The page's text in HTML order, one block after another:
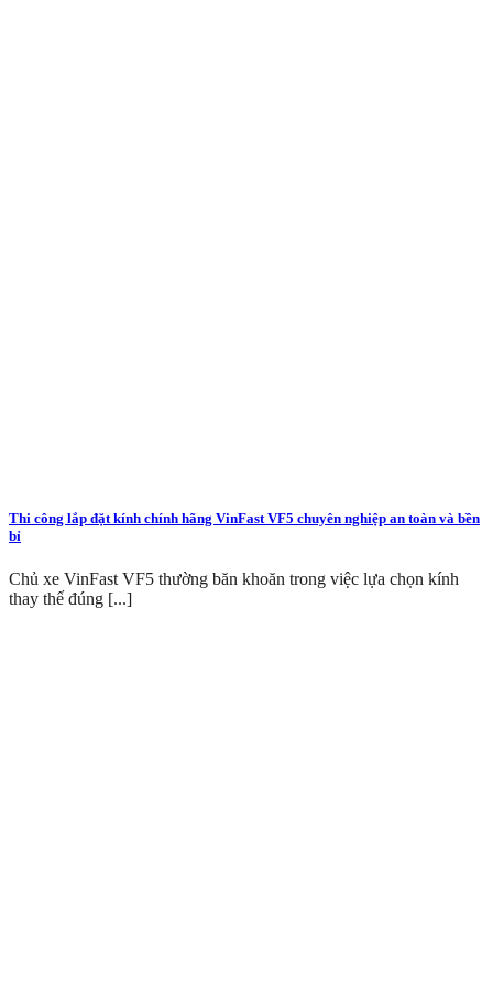
Thi công lắp đặt kính chính hãng VinFast VF5 chuyên nghiệp an toàn và bền
bỉ
Chủ xe VinFast VF5 thường băn khoăn trong việc lựa chọn kính
thay thế đúng [...]